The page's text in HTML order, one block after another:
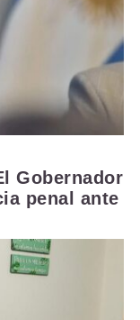
Gobernador
penal ante